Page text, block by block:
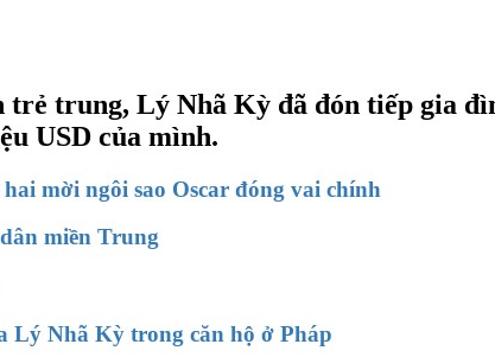
trung, Lý Nhã Kỳ đã đón tiếp gia
USD của mình.
mời ngôi sao Oscar đóng vai chính
miền Trung
Lý Nhã Kỳ trong căn hộ ở Pháp